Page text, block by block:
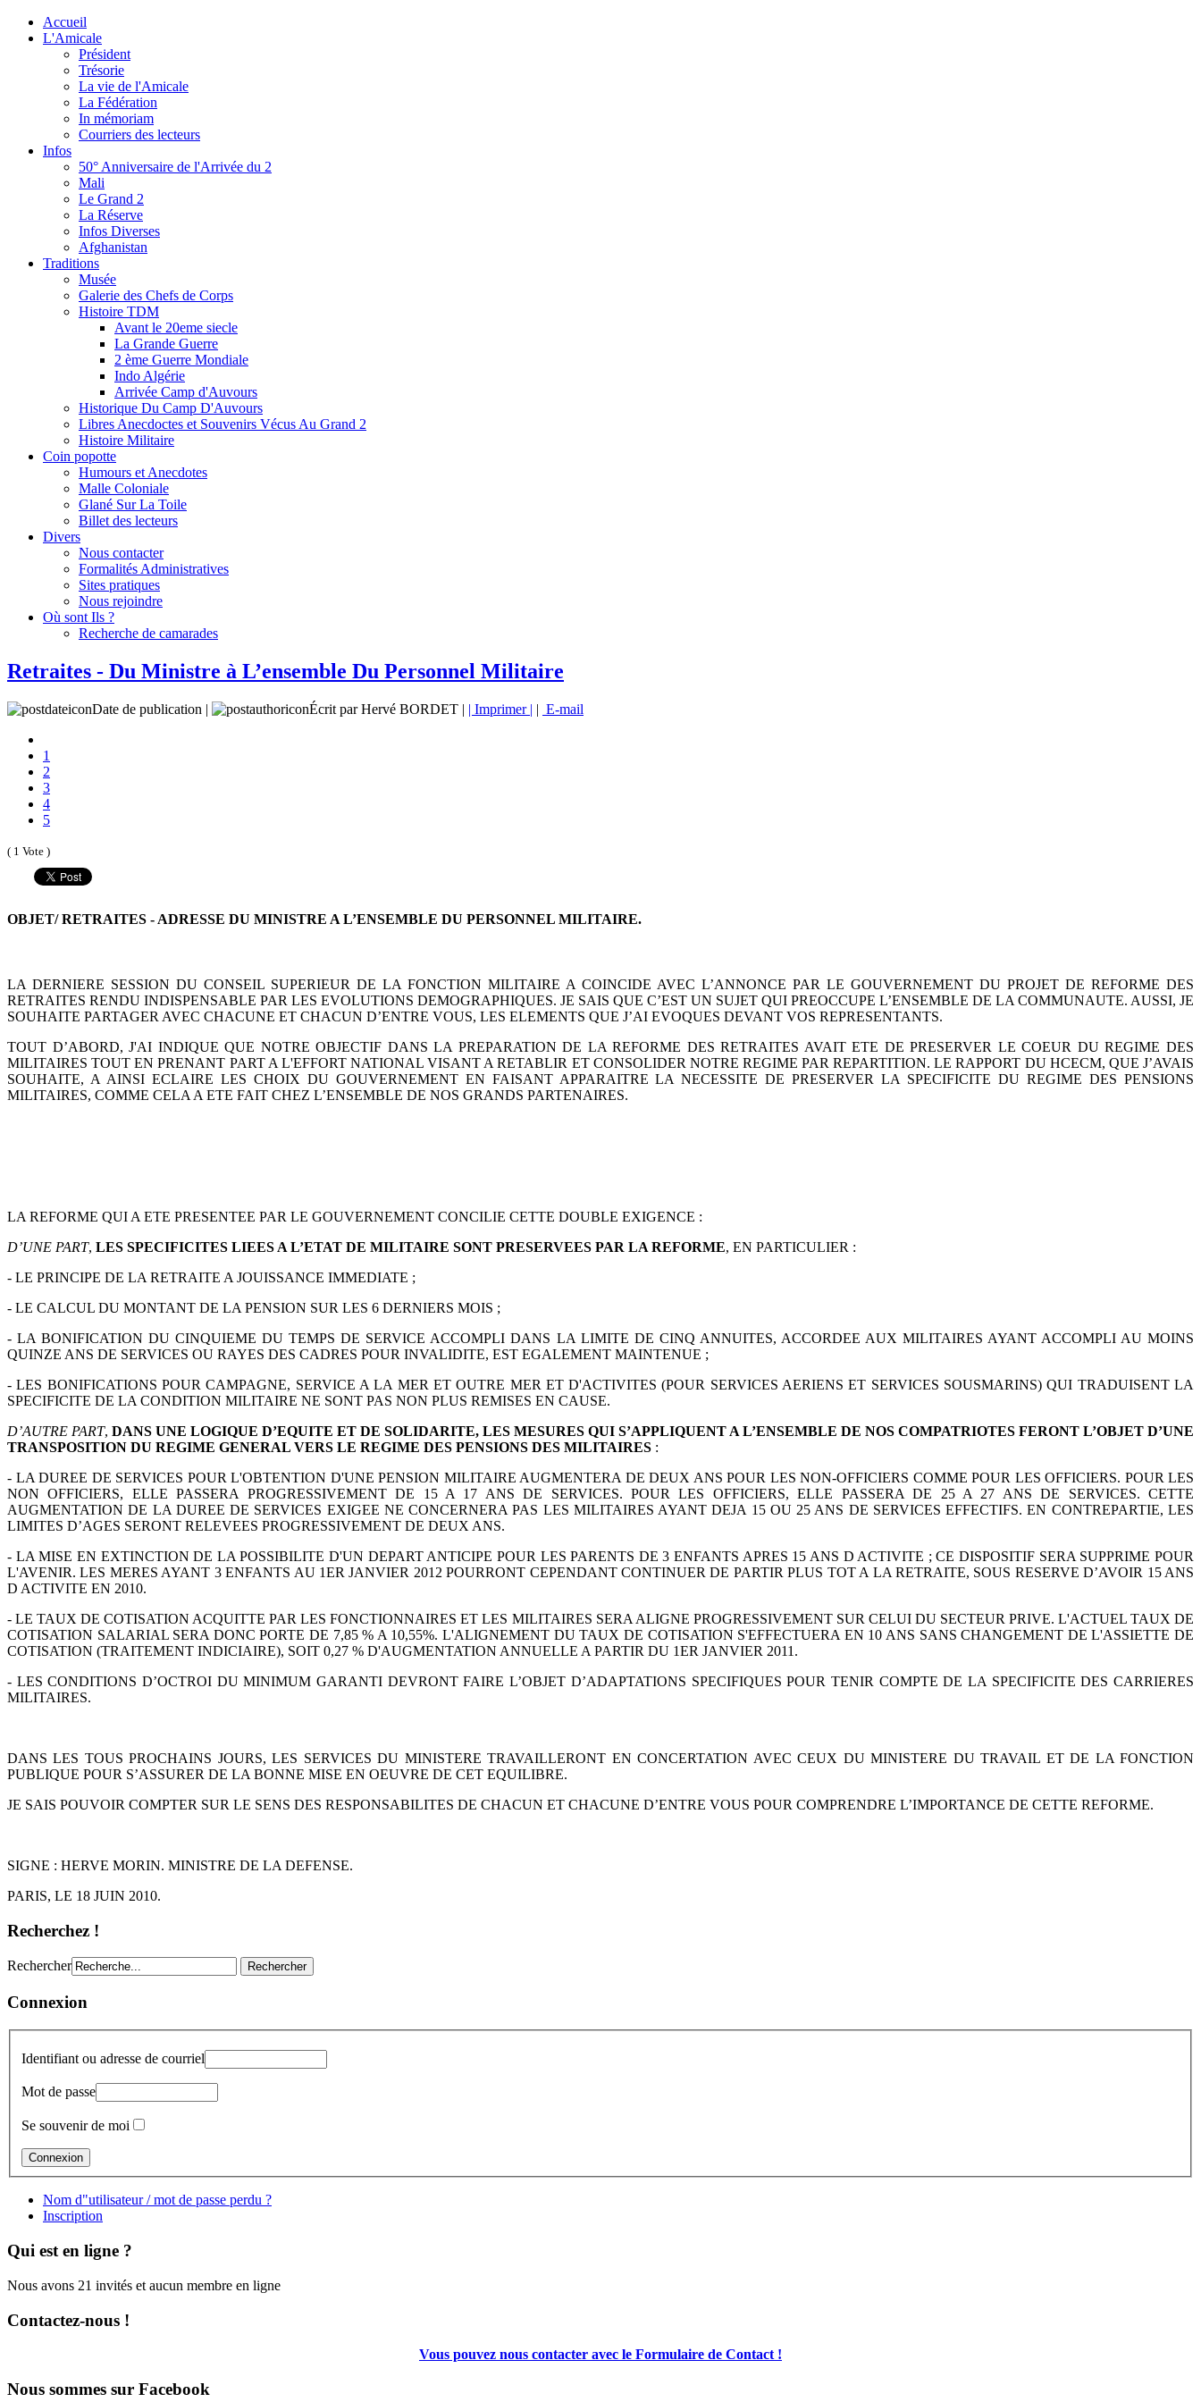
Accueil
L'Amicale
Président
Trésorie
La vie de l'Amicale
La Fédération
In mémoriam
Courriers des lecteurs
Infos
50° Anniversaire de l'Arrivée du 2
Mali
Le Grand 2
La Réserve
Infos Diverses
Afghanistan
Traditions
Musée
Galerie des Chefs de Corps
Histoire TDM
Avant le 20eme siecle
La Grande Guerre
2 ème Guerre Mondiale
Indo Algérie
Arrivée Camp d'Auvours
Historique Du Camp D'Auvours
Libres Anecdoctes et Souvenirs Vécus Au Grand 2
Histoire Militaire
Coin popotte
Humours et Anecdotes
Malle Coloniale
Glané Sur La Toile
Billet des lecteurs
Divers
Nous contacter
Formalités Administratives
Sites pratiques
Nous rejoindre
Où sont Ils ?
Recherche de camarades
Retraites - Du Ministre à L’ensemble Du Personnel Militaire
Date de publication | Écrit par Hervé BORDET | | Imprimer | | E-mail
1
2
3
4
5
( 1 Vote )
OBJET/ RETRAITES - ADRESSE DU MINISTRE A L’ENSEMBLE DU PERSONNEL MILITAIRE.
LA DERNIERE SESSION DU CONSEIL SUPERIEUR DE LA FONCTION MILITAIRE A COINCIDE AVEC L’ANNONCE PAR LE GOUVERNEMENT DU PROJET DE REFORME DES
RETRAITES RENDU INDISPENSABLE PAR LES EVOLUTIONS DEMOGRAPHIQUES. JE SAIS QUE C’EST UN SUJET QUI PREOCCUPE L’ENSEMBLE DE LA COMMUNAUTE. AUSSI, JE
SOUHAITE PARTAGER AVEC CHACUNE ET CHACUN D’ENTRE VOUS, LES ELEMENTS QUE J’AI EVOQUES DEVANT VOS REPRESENTANTS.
TOUT D’ABORD, J'AI INDIQUE QUE NOTRE OBJECTIF DANS LA PREPARATIONDE LA REFORME DES RETRAITES AVAIT ETE DE PRESERVER LE COEUR DUREGIME DES
MILITAIRES TOUT EN PRENANT PART A L'EFFORT NATIONALVISANT A RETABLIR ET CONSOLIDER NOTRE REGIME PAR REPARTITION. LERAPPORT DU HCECM, QUE J’AVAIS
SOUHAITE, A AINSI ECLAIRE LES CHOIX DU GOUVERNEMENT EN FAISANT APPARAITRE LA NECESSITE DE PRESERVER LA SPECIFICITE DU REGIME DES PENSIONS
MILITAIRES, COMME CELA A ETE FAIT CHEZ L’ENSEMBLE DE NOS GRANDS PARTENAIRES.
LA REFORME QUI A ETE PRESENTEE PAR LE GOUVERNEMENT CONCILIE CETTE DOUBLE EXIGENCE :
D’UNE PART, LES SPECIFICITES LIEES A L’ETAT DE MILITAIRE SONT PRESERVEES PAR LA REFORME, EN PARTICULIER :
- LE PRINCIPE DE LA RETRAITE A JOUISSANCE IMMEDIATE ;
- LE CALCUL DU MONTANT DE LA PENSION SUR LES 6 DERNIERS MOIS ;
- LA BONIFICATION DU CINQUIEME DU TEMPS DE SERVICE ACCOMPLIDANS LA LIMITE DE CINQ ANNUITES, ACCORDEE AUX MILITAIRES AYANT ACCOMPLI AU MOINS
QUINZE ANS DE SERVICES OU RAYES DES CADRES POUR INVALIDITE, EST EGALEMENT MAINTENUE ;
- LES BONIFICATIONS POUR CAMPAGNE, SERVICE A LA MER ET OUTRE MER ET D'ACTIVITES (POUR SERVICES AERIENS ET SERVICES SOUSMARINS)QUI TRADUISENT LA
SPECIFICITE DE LA CONDITION MILITAIRE NE SONT PAS NON PLUS REMISES EN CAUSE.
D’AUTRE PART, DANS UNE LOGIQUE D’EQUITE ET DE SOLIDARITE, LES MESURES QUI S’APPLIQUENT A L’ENSEMBLE DE NOS COMPATRIOTES FERONT L’OBJET D’UNE
TRANSPOSITION DU REGIME GENERAL VERS LE REGIME DES PENSIONS DES MILITAIRES :
- LA DUREE DE SERVICES POUR L'OBTENTION D'UNE PENSION MILITAIRE AUGMENTERA DE DEUX ANS POUR LES NON-OFFICIERS COMME POUR LES OFFICIERS. POUR LES
NON OFFICIERS, ELLE PASSERA PROGRESSIVEMENT DE 15 A 17 ANS DE SERVICES. POUR LES OFFICIERS, ELLE PASSERA DE 25 A 27 ANSDE SERVICES. CETTE
AUGMENTATION DE LA DUREE DE SERVICES EXIGEE NECONCERNERA PAS LES MILITAIRES AYANT DEJA 15 OU 25 ANS DE SERVICESEFFECTIFS. EN CONTREPARTIE, LES
LIMITES D’AGES SERONT RELEVEES PROGRESSIVEMENT DE DEUX ANS.
- LA MISE EN EXTINCTION DE LA POSSIBILITE D'UN DEPART ANTICIPE POUR LES PARENTS DE 3 ENFANTS APRES 15 ANS D ACTIVITE ; CE DISPOSITIF SERA SUPPRIME POUR
L'AVENIR.LES MERES AYANT 3 ENFANTS AU 1ER JANVIER 2012 POURRONT CEPENDANTCONTINUER DE PARTIR PLUS TOT A LA RETRAITE, SOUS RESERVE D’AVOIR 15 ANS
D ACTIVITE EN 2010.
- LE TAUX DE COTISATION ACQUITTE PAR LES FONCTIONNAIRES ET LES MILITAIRES SERA ALIGNE PROGRESSIVEMENT SUR CELUI DU SECTEUR PRIVE. L'ACTUEL TAUX DE
COTISATION SALARIAL SERA DONC PORTE DE 7,85 % A 10,55%. L'ALIGNEMENT DU TAUX DE COTISATION S'EFFECTUERA EN 10 ANS SANS CHANGEMENT DE L'ASSIETTE DE
COTISATION (TRAITEMENT INDICIAIRE), SOIT 0,27 % D'AUGMENTATION ANNUELLE A PARTIR DU 1ER JANVIER 2011.
- LES CONDITIONS D’OCTROI DU MINIMUM GARANTI DEVRONT FAIRE L’OBJET D’ADAPTATIONS SPECIFIQUES POUR TENIR COMPTE DE LA SPECIFICITE DESCARRIERES
MILITAIRES.
DANS LES TOUS PROCHAINS JOURS, LES SERVICES DU MINISTERETRAVAILLERONT EN CONCERTATION AVEC CEUX DU MINISTERE DU TRAVAIL ET DE LA FONCTION
PUBLIQUE POUR S’ASSURER DE LA BONNE MISE EN OEUVRE DE CET EQUILIBRE.
JE SAIS POUVOIR COMPTER SUR LE SENS DES RESPONSABILITES DE CHACUN ET CHACUNE D’ENTRE VOUS POUR COMPRENDRE L’IMPORTANCE DE CETTE REFORME.
SIGNE : HERVE MORIN. MINISTRE DE LA DEFENSE.
PARIS, LE 18 JUIN 2010.
Recherchez !
Rechercher
Connexion
Identifiant ou adresse de courriel
Mot de passe
Se souvenir de moi
Nom d"utilisateur / mot de passe perdu ?
Inscription
Qui est en ligne ?
Nous avons 21 invités et aucun membre en ligne
Contactez-nous !
Vous pouvez nous contacter avec le Formulaire de Contact !
Nous sommes sur Facebook